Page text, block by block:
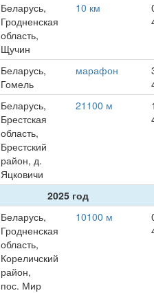
Беларусь,
Гродненская
область,
Щучин
10 км
Беларусь,
Гомель
марафон
Беларусь,
Брестская
область,
Брестский
район, д.
Яцковичи
21100 м
2025 год
Беларусь,
Гродненская
область,
Кореличский
район,
пос. Мир
10100 м